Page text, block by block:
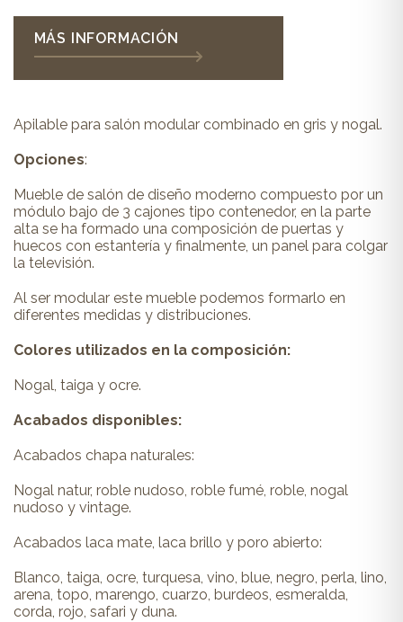
MÁS INFORMACIÓN
Apilable para salón modular combinado en gris y nogal.
Opciones:
Mueble de salón de diseño moderno compuesto por un
módulo bajo de 3 cajones tipo contenedor, en la parte
alta se ha formado una composición de puertas y
huecos con estantería y finalmente, un panel para colgar
la televisión.
Al ser modular este mueble podemos formarlo en
diferentes medidas y distribuciones.
Colores utilizados en la composición:
Nogal, taiga y ocre.
Acabados disponibles:
Acabados chapa naturales:
Nogal natur, roble nudoso, roble fumé, roble, nogal
nudoso y vintage.
Acabados laca mate, laca brillo y poro abierto:
Blanco, taiga, ocre, turquesa, vino, blue, negro, perla, lino,
arena, topo, marengo, cuarzo, burdeos, esmeralda,
corda, rojo, safari y duna.